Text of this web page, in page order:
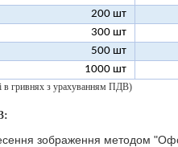
200 шт
300 шт
500 шт
1000 шт
в гривнях з урахуванням ПДВ)
зображення методом